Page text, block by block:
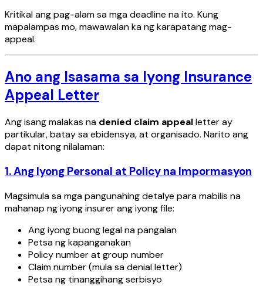
Kritikal ang pag-alam sa mga deadline na ito. Kung
mapalampas mo, mawawalan ka ng karapatang mag-
appeal.
Ano ang Isasama sa Iyong Insurance
Appeal Letter
Ang isang malakas na denied claim appealletter ay
partikular, batay sa ebidensya, at organisado. Narito ang
dapat nitong nilalaman:
1. Ang Iyong Personal at Policy na Impormasyon
Magsimula sa mga pangunahing detalye para mabilis na
mahanap ng iyong insurer ang iyong file:
Ang iyong buong legal na pangalan
Petsa ng kapanganakan
Policy number at group number
Claim number (mula sa denial letter)
Petsa ng tinanggihang serbisyo